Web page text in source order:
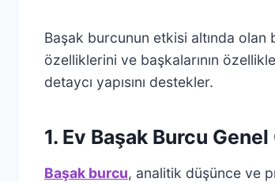
Başak burcunun etkisi altında olan
özelliklerini ve başkalarının
detaycı yapısını destekler.
1. Ev Başak Burcu
Başak burcu, analitik düşünce ve